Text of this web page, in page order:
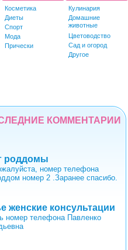
Косметика
Диеты
Спорт
Мода
Прически
Кулинария
Домашние
животные
Цветоводство
Сад и огород
Другое
КОММЕНТАРИИ
роддомы
номер телефона
номер 2 .Заранее спасибо.
женские консультации
номер телефона Павленко